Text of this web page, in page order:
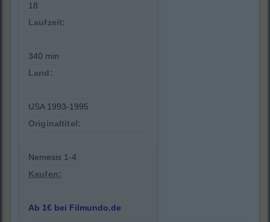
18
Laufzeit:
340 min
Land:
USA 1993-1995
Originaltitel:
Nemesis 1-4
Kaufen:
Ab 1€ bei Filmundo.de